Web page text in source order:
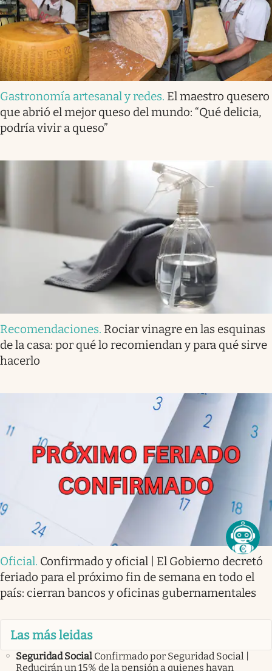
Gastronomía artesanal y redes. El maestro quesero
que abrió el mejor queso del mundo: “Qué delicia,
podría vivir a queso”
Recomendaciones. Rociar vinagre en las esquinas
de la casa: por qué lo recomiendan y para qué sirve
hacerlo
Oficial. Confirmado y oficial | El Gobierno decretó
feriado para el próximo fin de semana en todo el
país: cierran bancos y oficinas gubernamentales
Las más leidas
Seguridad Social Confirmado por Seguridad Social |
Reducirán un 15% de la pensión a quienes hayan